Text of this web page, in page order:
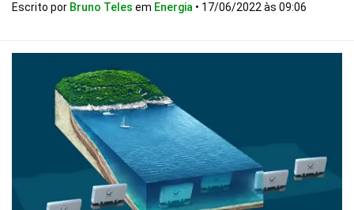
Escrito por Bruno Teles em Energia • 17/06/2022 às 09:06